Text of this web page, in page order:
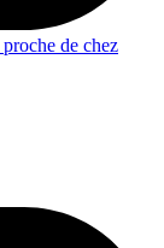
de chez